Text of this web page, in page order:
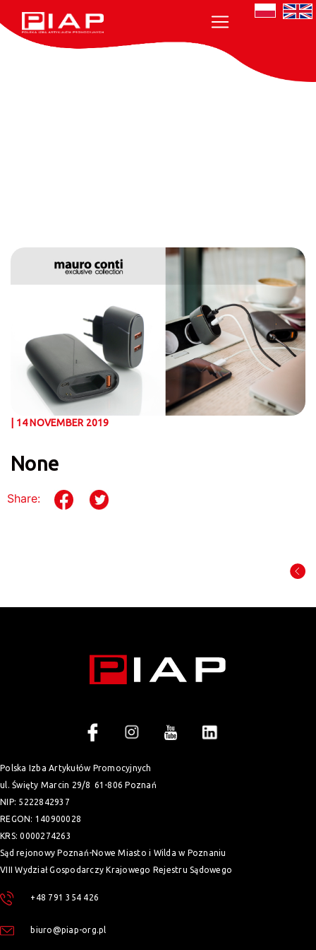
| 14 NOVEMBER 2019
None
Share:
Polska Izba Artykułów Promocyjnych
ul. Święty Marcin 29/8 61-806 Poznań
NIP: 5222842937
REGON: 140900028
KRS: 0000274263
Sąd rejonowy Poznań-Nowe Miasto i Wilda w Poznaniu
VIII Wydział Gospodarczy Krajowego Rejestru Sądowego
+48 791 354 426
biuro@piap-org.pl